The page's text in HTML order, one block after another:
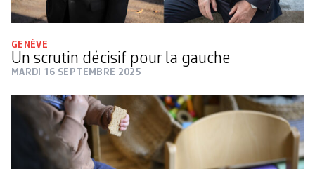
GENÈVE
Un scrutin décisif pour la gauche
MARDI 16 SEPTEMBRE 2025